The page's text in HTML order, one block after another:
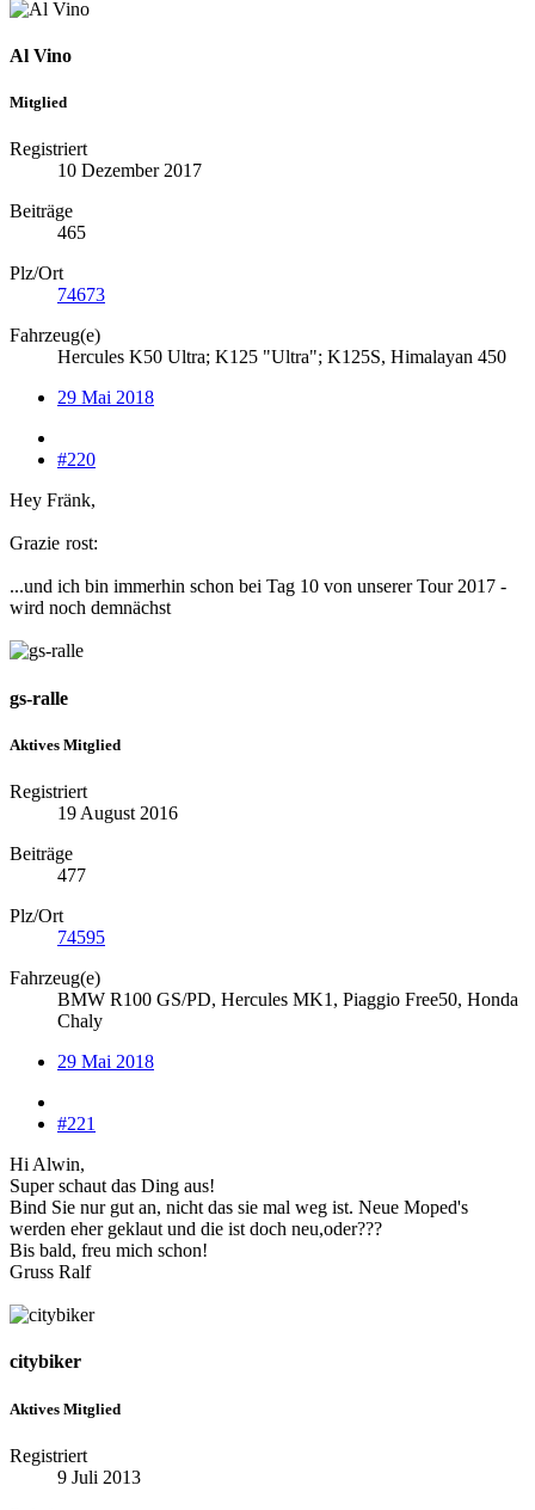
Al Vino
Mitglied
Registriert
10 Dezember 2017
Beiträge
465
Plz/Ort
74673
Fahrzeug(e)
Hercules K50 Ultra; K125 "Ultra"; K125S, Himalayan 450
29 Mai 2018
#220
Hey Fränk,
Grazie rost:
...und ich bin immerhin schon bei Tag 10 von unserer Tour 2017 -
wird noch demnächst
gs-ralle
Aktives Mitglied
Registriert
19 August 2016
Beiträge
477
Plz/Ort
74595
Fahrzeug(e)
BMW R100 GS/PD, Hercules MK1, Piaggio Free50, Honda
Chaly
29 Mai 2018
#221
Hi Alwin,
Super schaut das Ding aus!
Bind Sie nur gut an, nicht das sie mal weg ist. Neue Moped's
werden eher geklaut und die ist doch neu,oder???
Bis bald, freu mich schon!
Gruss Ralf
citybiker
Aktives Mitglied
Registriert
9 Juli 2013